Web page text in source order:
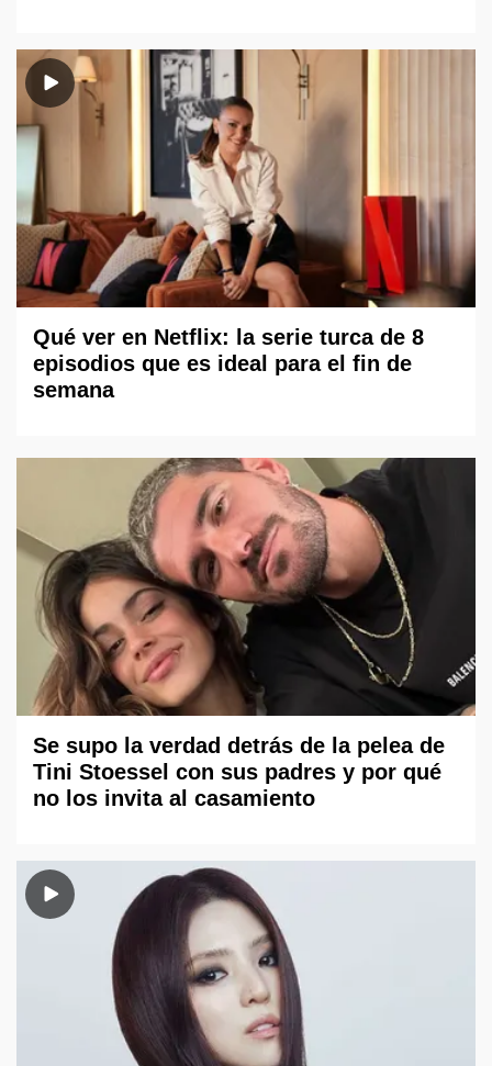
Qué ver en Netflix: la serie turca de 8
episodios que es ideal para el fin de
semana
Se supo la verdad detrás de la pelea de
Tini Stoessel con sus padres y por qué
no los invita al casamiento